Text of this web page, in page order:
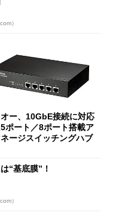
）
ー、10GbE接続に対応
5ポート／8ポート搭載ア
ージスイッチングハブ
“基底膜”！
）